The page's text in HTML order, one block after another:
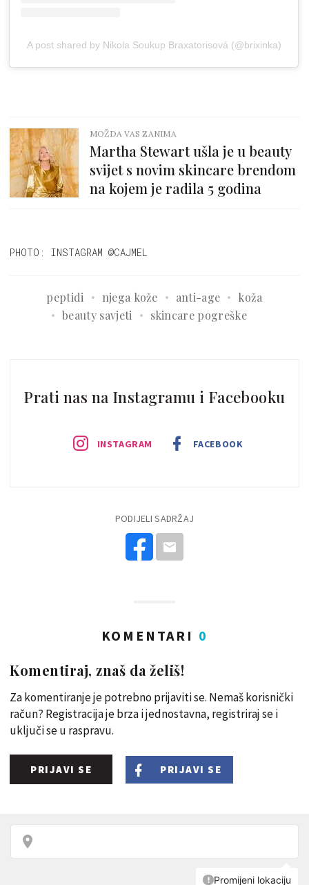
A post shared by Nikola Soukup Braxatorisová (@brixinka)
MOŽDA VAS ZANIMA
Martha Stewart ušla je u beauty
svijet s novim skincare brendom
na kojem je radila 5 godina
PHOTO: INSTAGRAM @CAJMEL
peptidi njega kože anti-age
koža
beauty savjeti
skincare pogreške
Prati nas na Instagramu i Facebooku
INSTAGRAM FACEBOOK
PODIJELI SADRŽAJ
KOMENTARI 0
Komentiraj, znaš da želiš!
Za komentiranje je potrebno prijaviti se. Nemaš korisnički
račun? Registracija je brza i jednostavna, registriraj se i
uključi se u raspravu.
PRIJAVI SE PRIJAVI SE